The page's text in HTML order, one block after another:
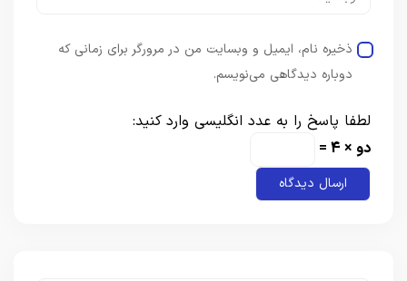
ذخیره نام، ایمیل و وبسایت من در مرورگر برای زمانی که
دوباره دیدگاهی می‌نویسم.
لطفا پاسخ را به عدد انگلیسی وارد کنید:
دو × 4 =